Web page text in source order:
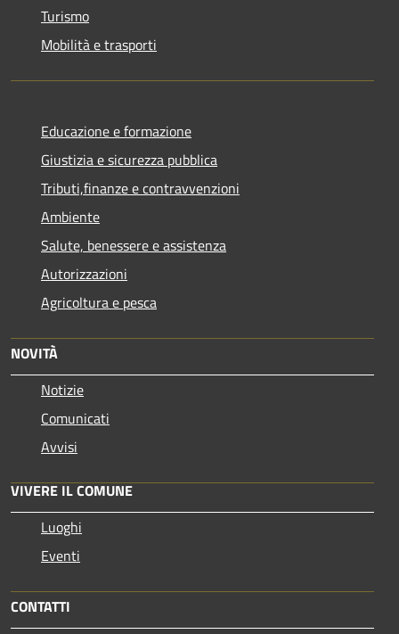
Turismo
Mobilità e trasporti
Educazione e formazione
Giustizia e sicurezza pubblica
Tributi,finanze e contravvenzioni
Ambiente
Salute, benessere e assistenza
Autorizzazioni
Agricoltura e pesca
NOVITÀ
Notizie
Comunicati
Avvisi
VIVERE IL COMUNE
Luoghi
Eventi
CONTATTI